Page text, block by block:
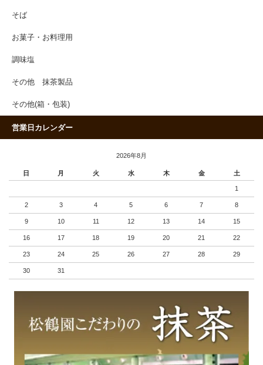
そば
お菓子・お料理用
調味塩
その他 抹茶製品
その他(箱・包装)
営業日カレンダー
2026年8月
日 月 火 水 木 金 土
1
2 3 4 5 6 7 8
9 10 11 12 13 14 15
16 17 18 19 20 21 22
23 24 25 26 27 28 29
30 31